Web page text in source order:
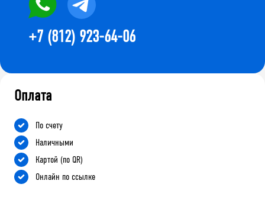
+7 (812) 923-64-06
Оплата
По счету
Наличными
Картой (по QR)
Онлайн по ссылке